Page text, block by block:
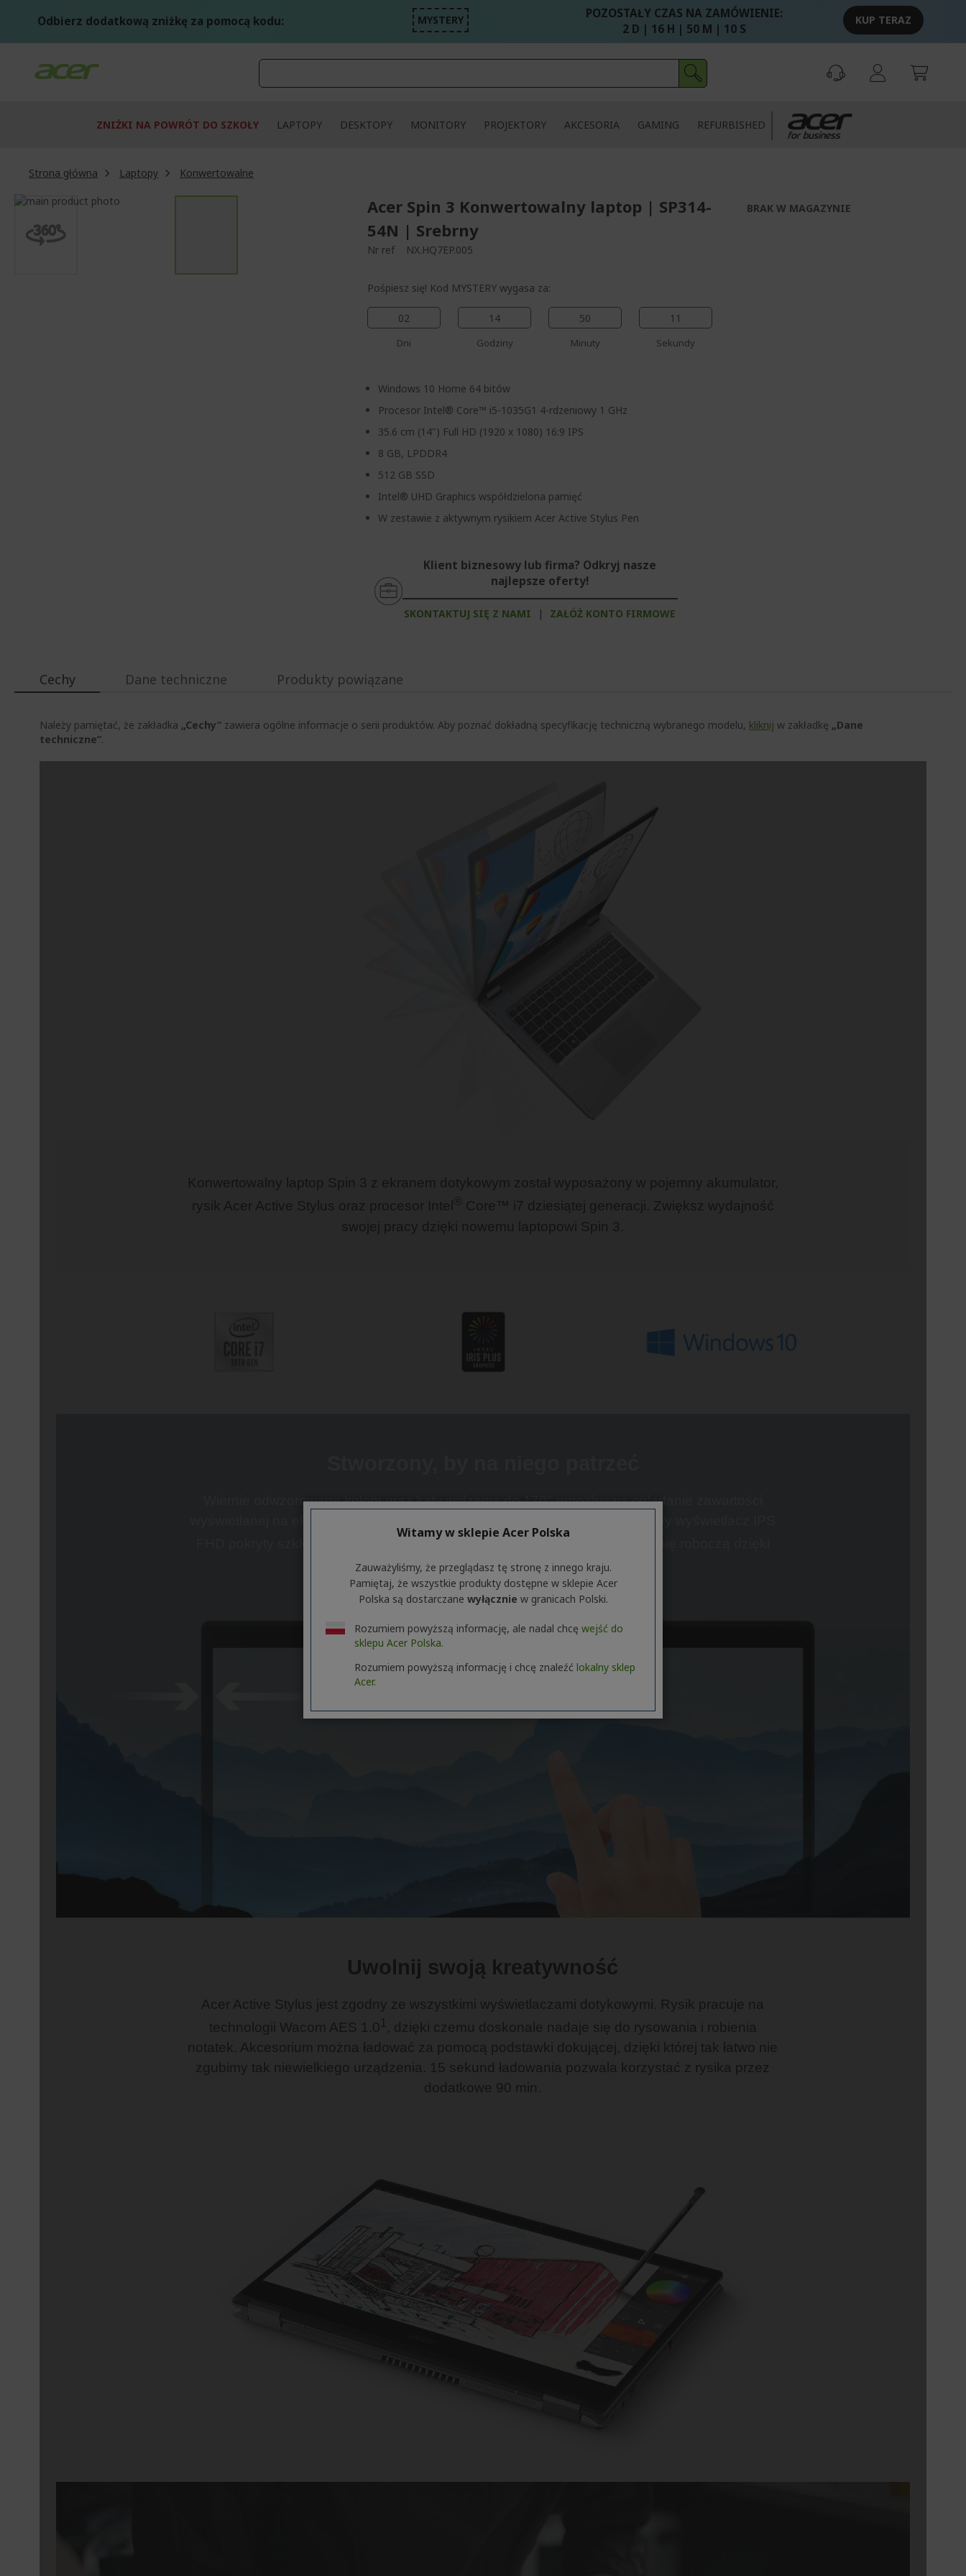
Odbierz dodatkową zniżkę za pomocą kodu: MYSTERY
POZOSTAŁY CZAS NA ZAMÓWIENIE:
2 D | 16 H | 50 M | 9 S
KUP TERAZ
ZNIŻKI NA POWRÓT DO SZKOŁY LAPTOPY DESKTOPY MONITORY PROJEKTORY AKCESORIA GAMING REFURBISHED
Strona główna Laptopy
Konwertowalne
Przejdź
koniec
galerii
początek
Acer Spin 3 Konwertowalny laptop | SP314-
54N | Srebrny
Nr ref NX.HQ7EP.005
Pośpiesz się! Kod MYSTERY wygasa za:
02
Dni
14
Godziny
50
Minuty
10
Sekundy
Windows 10 Home 64 bitów
Procesor Intel® Core™ i5-1035G1 4-rdzeniowy 1 GHz
35.6 cm (14") Full HD (1920 x 1080) 16:9 IPS
8 GB, LPDDR4
512 GB SSD
Intel® UHD Graphics współdzielona pamięć
W zestawie z aktywnym rysikiem Acer Active Stylus Pen
Klient biznesowy lub firma? Odkryj nasze
najlepsze oferty!
SKONTAKTUJ SIĘ Z NAMI | ZAŁÓŻ KONTO FIRMOWE
BRAK W MAGAZYNIE
Cechy
Należy pamiętać, że zakładka „Cechy” zawiera ogólne informacje o serii produktów. Aby poznać dokładną specyfikację techniczną wybranego modelu, kliknij w zakładkę „Dane
techniczne”.
Dane techniczne Produkty powiązane
Witamy w sklepie Acer Polska
Zauważyliśmy, że przeglądasz tę stronę z innego kraju.
Pamiętaj, że wszystkie produkty dostępne w sklepie Acer
Polska są dostarczane wyłącznie w granicach Polski.
Rozumiem powyższą informację, ale nadal chcę wejść do
sklepu Acer Polska.
Rozumiem powyższą informację i chcę znaleźć lokalny sklep
Acer.